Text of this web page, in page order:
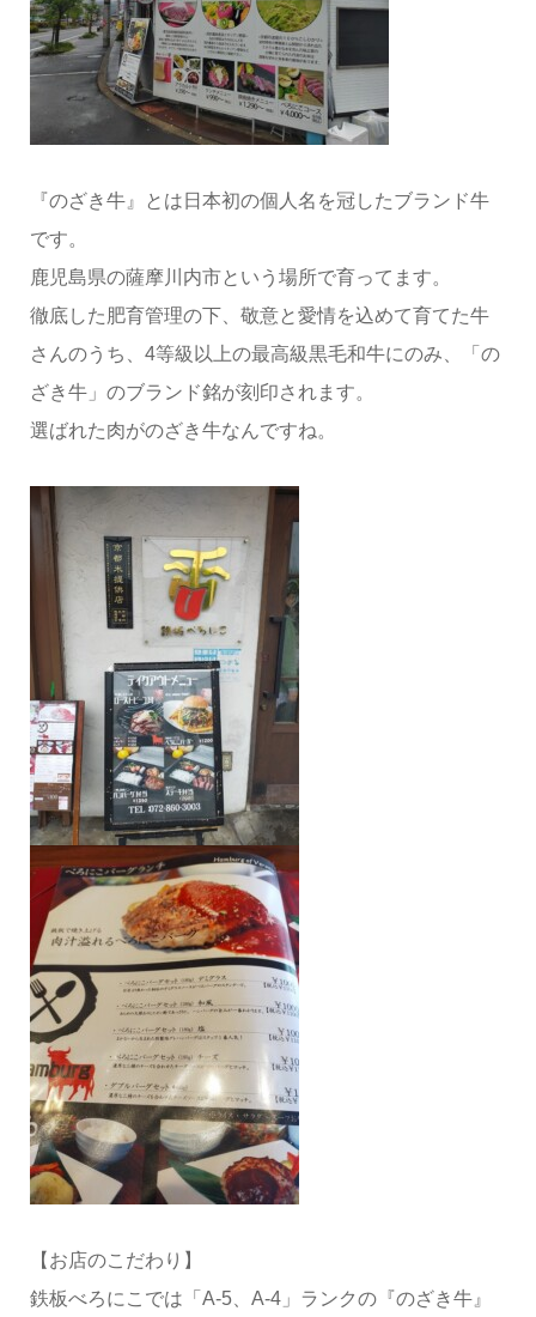
『のざき牛』とは日本初の個人名を冠したブランド牛
です。
鹿児島県の薩摩川内市という場所で育ってます。
徹底した肥育管理の下、敬意と愛情を込めて育てた牛
さんのうち、4等級以上の最高級黒毛和牛にのみ、「の
ざき牛」のブランド銘が刻印されます。
選ばれた肉がのざき牛なんですね。
【お店のこだわり】
鉄板べろにこでは「A-5、A-4」ランクの『のざき牛』